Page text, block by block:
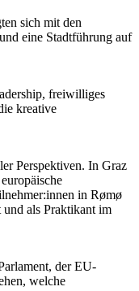
sich mit den
eine Stadtführung auf
freiwilliges
kreative
Perspektiven. In Graz
in Rømø
als Praktikant im
der EU-
welche